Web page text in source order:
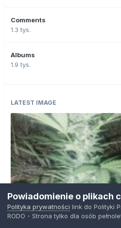
Comments
1.3 tys.
Albums
1.9 tys.
LATEST IMAGE
Powiadomienie o plikach
Polityka prywatności link do Polityki
RODO - Strona tylko dla osób